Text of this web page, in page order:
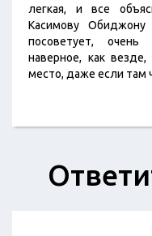
легкая, и все
Касимову Обиджону
посоветует,
наверное, как
место, даже если там